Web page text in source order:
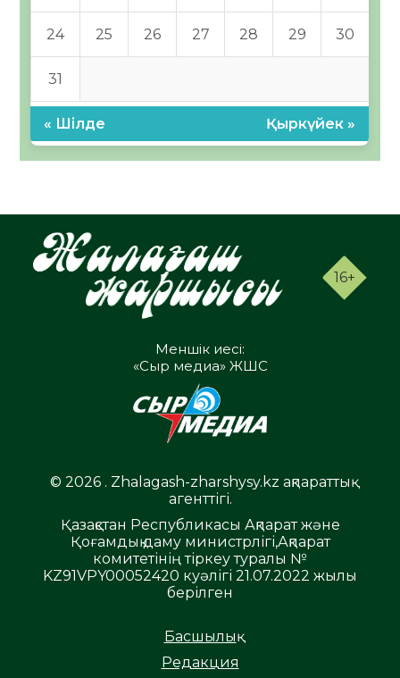
24 25 26 27 28 29 30
31
« Шілде Қыркүйек »
16+
Меншік иесі:
«Сыр медиа» ЖШС
© 2026 . Zhalagash-zharshysy.kz ақпараттық
агенттігі.
Қазақстан Республикасы Ақпарат және
Қоғамдық даму министрлігі,Ақпарат
комитетінің тіркеу туралы №
KZ91VPY00052420 куәлігі 21.07.2022 жылы
берілген
Басшылық
Редакция